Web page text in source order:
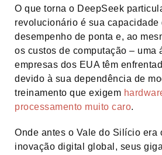
O que torna o DeepSeek
revolucionário é sua capacidade
desempenho de ponta e, ao
os custos de computação – uma
empresas dos EUA têm
devido à sua dependência de
treinamento que exigem
processamento muito caro.
Onde antes o Vale do Silício era
inovação digital global, seus